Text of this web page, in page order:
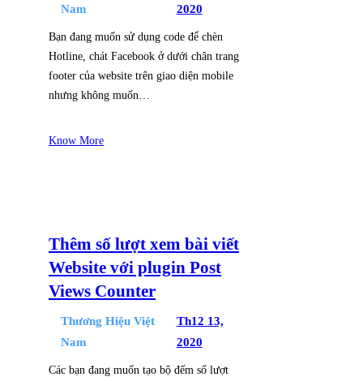
Nam
2020
Bạn đang muốn sử dụng code để chèn
Hotline, chát Facebook ở dưới chân trang
footer của website trên giao diện mobile
nhưng không muốn…
Know More
Thêm số lượt xem bài viết
Website với plugin Post
Views Counter
Thương Hiệu Việt
Nam
Th12 13,
2020
Các bạn đang muốn tạo bộ đếm số lượt